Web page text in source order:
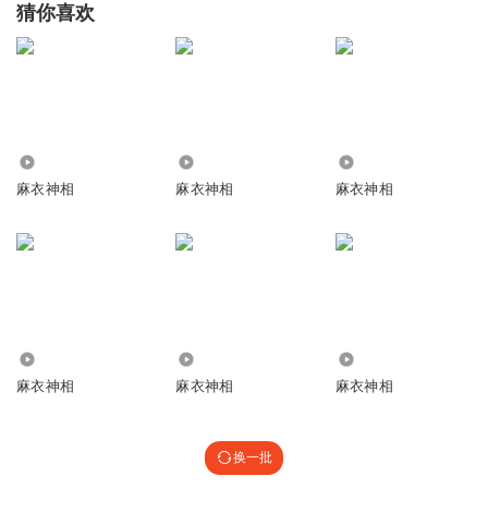
不一定非要整痛
回复
猜你喜欢
麻衣神相 麻衣神相 麻衣神相
麻衣神相 麻衣神相 麻衣神相
换一批